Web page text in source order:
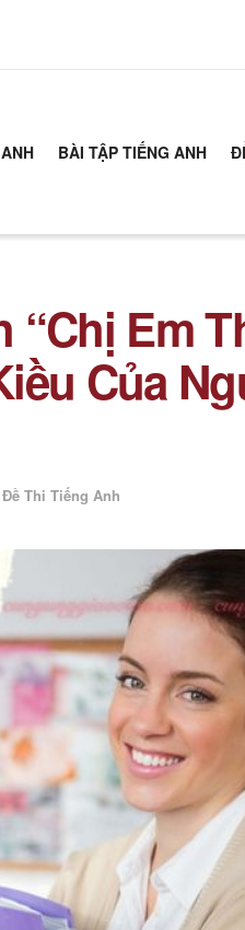
BÀI TẬP TIẾNG ANH
“Chị Em
Của
Đề Thi Tiếng Anh